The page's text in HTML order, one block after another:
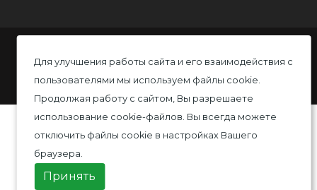
Для улучшения работы сайта и его взаимодействия с
пользователями мы используем файлы cookie.
Продолжая работу с сайтом, Вы разрешаете
использование cookie-файлов. Вы всегда можете
отключить файлы cookie в настройках Вашего
браузера.
Принять
Политика конфиденциальности